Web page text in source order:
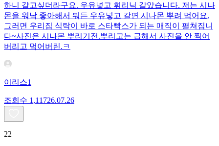
하니 갈고싶더라구요. 우유넣고 휘리닉 갈았습니다. 저는 시나
몬을 워낙 좋아해서 뭐든 우유넣고 갈면 시나몬 뿌려 먹어요.
그러면 우리집 식탁이 바로 스타빡스가 되는 매직이 펼쳐집니
다~사진은 시나몬 뿌리기전.뿌리고는 급해서 사진을 안 찍어
버리고 먹어버린.ㅋ
이리스1
조회수 1,11726.07.26
22